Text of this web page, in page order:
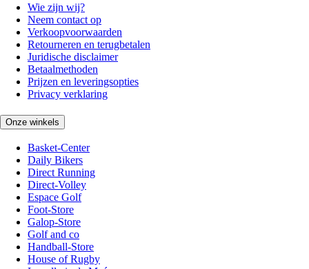
Wie zijn wij?
Neem contact op
Verkoopvoorwaarden
Retourneren en terugbetalen
Juridische disclaimer
Betaalmethoden
Prijzen en leveringsopties
Privacy verklaring
Onze winkels
Basket-Center
Daily Bikers
Direct Running
Direct-Volley
Espace Golf
Foot-Store
Galop-Store
Golf and co
Handball-Store
House of Rugby